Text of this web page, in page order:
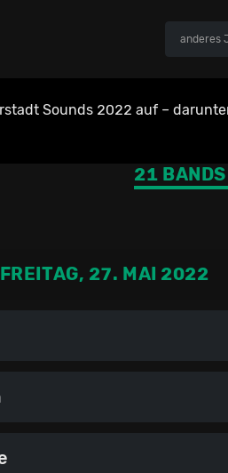
anderes
Sounds 2022 auf –
21
FREITAG, 27. MAI 2022